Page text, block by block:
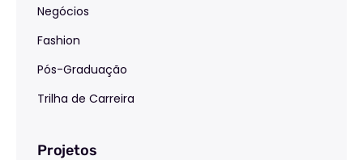
Negócios
Fashion
Pós-Graduação
Trilha de Carreira
Projetos